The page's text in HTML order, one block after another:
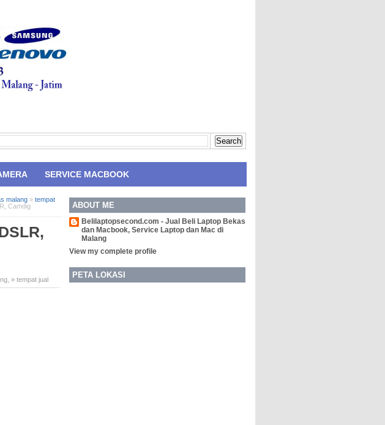
SERVICE MACBOOK
malang » tempat
Camdig
» tempat jual
ABOUT ME
Belilaptopsecond.com - Jual Beli Laptop Bekas
dan Macbook, Service Laptop dan Mac di
Malang
View my complete profile
PETA LOKASI